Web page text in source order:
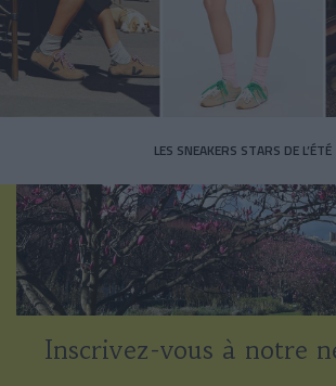
LES SNEAKERS STARS DE L’ÉTÉ
Inscrivez-vous à notre